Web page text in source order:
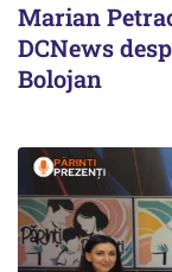
Marian
DCNews
Bolojan